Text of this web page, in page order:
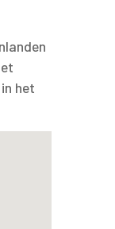
het